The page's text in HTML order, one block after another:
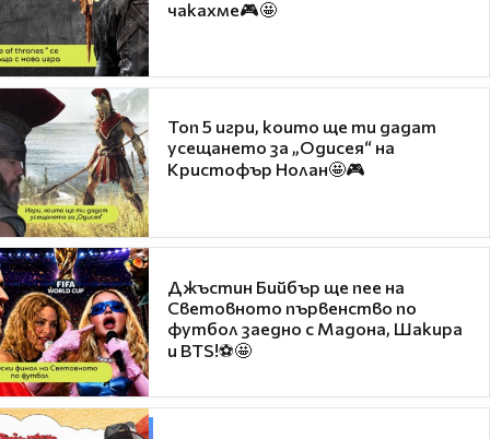
чакахме🎮🤩
Топ 5 игри, които ще ти дадат
усещането за „Одисея“ на
Кристофър Нолан🤩🎮
Джъстин Бийбър ще пее на
Световното първенство по
футбол заедно с Мадона, Шакира
и BTS!⚽🤩